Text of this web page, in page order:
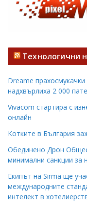
Технологични
Dreame
надхвърлиха 2 000
Vivacom стартира с
онлайн
Котките в България
Обединено Дрон
минимални санкции за
Екипът на Sirma ще
международните
интелект в